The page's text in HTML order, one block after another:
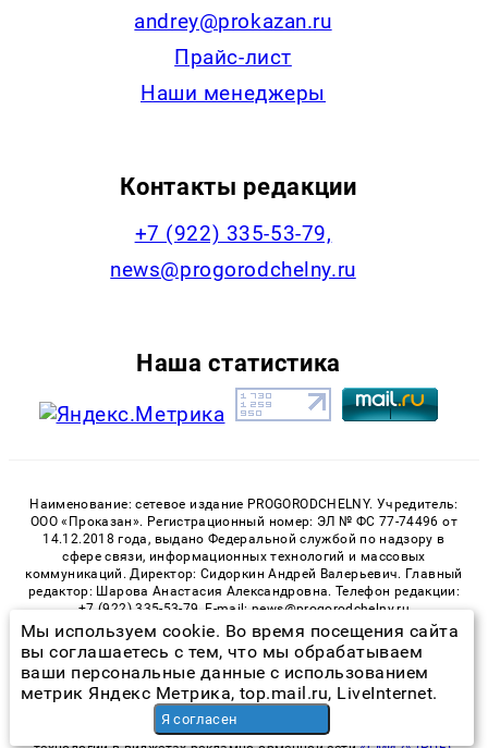
andrey@prokazan.ru
Прайс-лист
Наши менеджеры
Контакты редакции
+7 (922) 335-53-79,
news@progorodchelny.ru
Наша статистика
Наименование: сетевое издание PROGORODCHELNY. Учредитель:
ООО «Проказан». Регистрационный номер: ЭЛ № ФС 77-74496 от
14.12.2018 года, выдано Федеральной службой по надзору в
сфере связи, информационных технологий и массовых
коммуникаций. Директор: Сидоркин Андрей Валерьевич. Главный
редактор: Шарова Анастасия Александровна. Телефон редакции:
+7 (922) 335-53-79, E-mail: news@progorodchelny.ru
«На информационном ресурсе применяются рекомендательные
технологии (информационные технологии предоставления
информации на основе сбора, систематизации и анализа
сведений, относящихся к предпочтениям пользователей сети
«Интернет», находящихся на территории Российской
Федерации)». Правила применения рекомендательных
Мы используем cookie. Во время посещения сайта
вы соглашаетесь с тем, что мы обрабатываем
ваши персональные данные с использованием
метрик Яндекс Метрика, top.mail.ru, LiveInternet.
Я согласен